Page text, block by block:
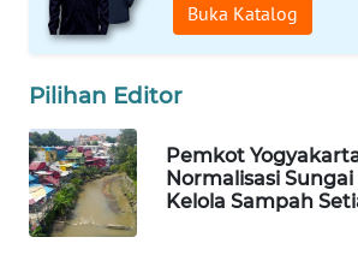
Buka Katalog
Pilihan Editor
Pemkot
Normalisasi
Kelola Sampah
WAHANA
WAHANA
OTOMOTIF
WAHANA